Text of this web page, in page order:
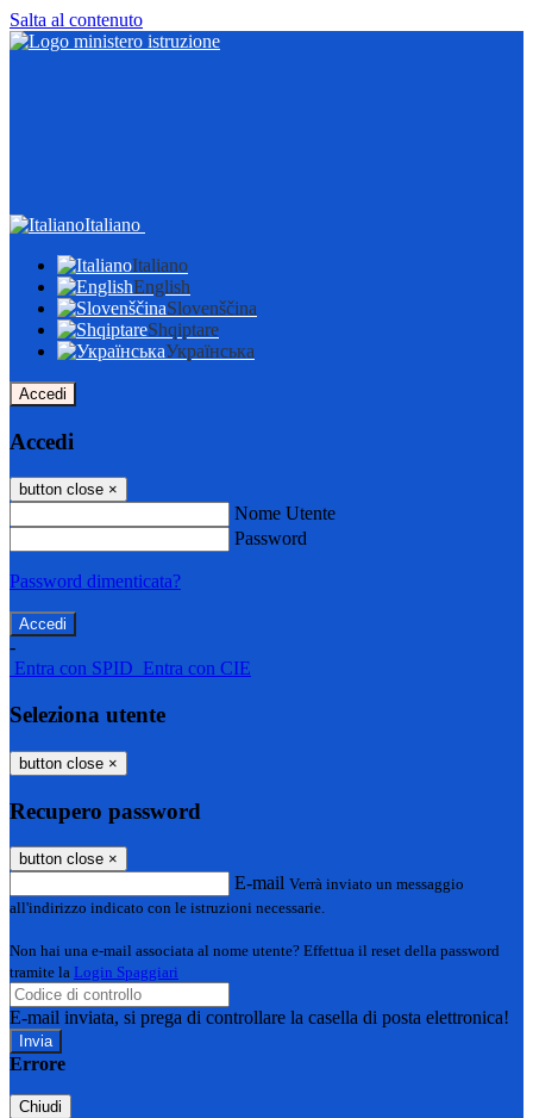
Salta al contenuto
Italiano
Italiano
English
Slovenščina
Shqiptare
Українська
Accedi
Accedi
button close ×
Nome Utente
Password
Password dimenticata?
-
Entra con SPID Entra con CIE
Seleziona utente
button close ×
Recupero password
button close ×
E-mail Verrà inviato un messaggio
all'indirizzo indicato con le istruzioni necessarie.
Non hai una e-mail associata al nome utente? Effettua il reset della password
tramite la Login Spaggiari
E-mail inviata, si prega di controllare la casella di posta elettronica!
Errore
Chiudi